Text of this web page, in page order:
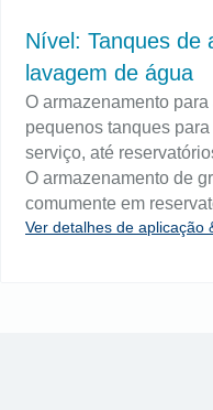
Nível: Tanques de
lavagem de água
O armazenamento
pequenos tanques
serviço, até
O armazenamento de
comumente em
para armazenamento
Ver detalhes de aplicação